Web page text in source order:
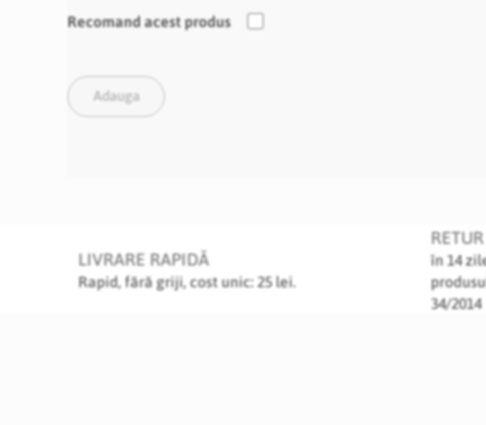
Recomand acest produs
Adauga
LIVRARE RAPIDĂ
Rapid, fără griji, cost unic: 25 lei.
în 14
34/2014